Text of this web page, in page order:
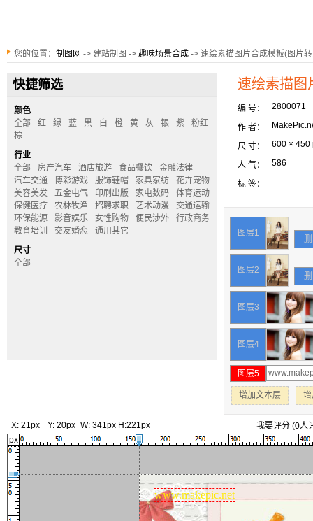
您的位置： 制图网 -> 建站制图 -> 趣味场景合成 -> 速绘素描图片合成模板(图片
快捷筛选
颜色
全部
红 绿 蓝 黑 白 橙 黄 灰 银 紫
粉红
棕
行业
全部
房产汽车 酒店旅游 食品餐饮
金融法律
汽车交通
博彩游戏 服饰鞋帽 家具家纺
花卉宠物
美容美发
五金电气 印刷出版 家电数码
体育运动
保健医疗
农林牧渔 招聘求职 艺术动漫
交通运输
环保能源
影音娱乐 女性购物 便民涉外
行政商务
教育培训
交友婚恋
通用其它
尺寸
全部
速绘素描图
编 号： 2800071
作 者：
尺 寸： 600 × 450
人 气： 586
标 签：
图层1
图层2
图层3
图层4
图层5
增加文本层
X: 21px Y: 20px W: 341px H:221px 我要评分 (0人
www.makepic.net
px